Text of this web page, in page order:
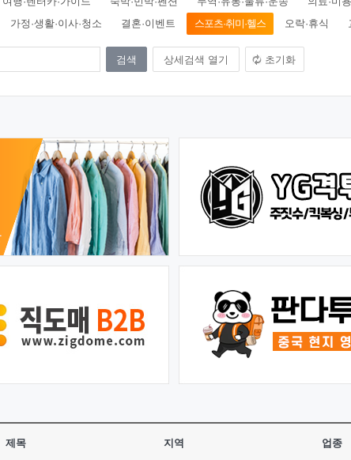
가정·생활·이사·청소 결혼·이벤트 스포츠·취미·헬스 오락·휴식
상세검색 열기 초기화
제목 지역 업종